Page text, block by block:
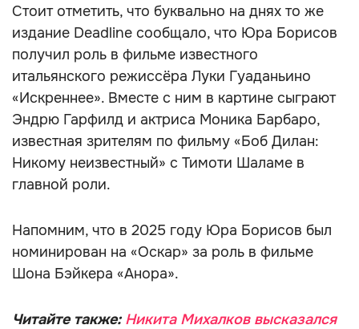
Стоит отметить, что буквально на днях то же
издание Deadline сообщало, что Юра Борисов
получил роль в фильме известного
итальянского режиссёра Луки Гуаданьино
«Искреннее». Вместе с ним в картине сыграют
Эндрю Гарфилд и актриса Моника Барбаро,
известная зрителям по фильму «Боб Дилан:
Никому неизвестный» с Тимоти Шаламе в
главной роли.
Напомним, что в 2025 году Юра Борисов был
номинирован на «Оскар» за роль в фильме
Шона Бэйкера «Анора».
Читайте также: Никита Михалков высказался